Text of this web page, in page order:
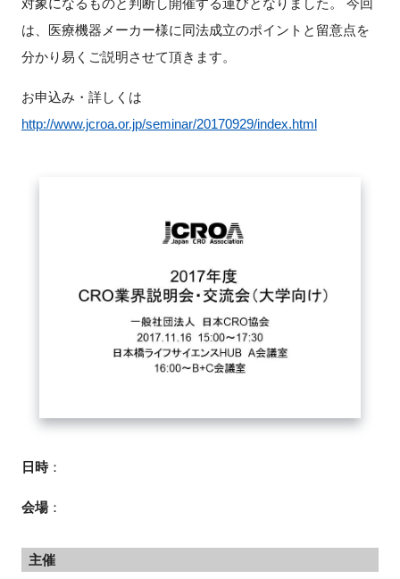
プログラム
インタビュー・コラム
ニュース・掲示板
イベントお知らせメール登録
対象になるものと判断し開催する運びとなりました。 今回
は、医療機器メーカー様に同法成立のポイントと留意点を
分かり易くご説明させて頂きます。
お申込み・詳しくは
http://www.jcroa.or.jp/seminar/20170929/index.html
日時：
会場：
主催